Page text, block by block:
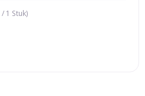
/ 1 Stuk)